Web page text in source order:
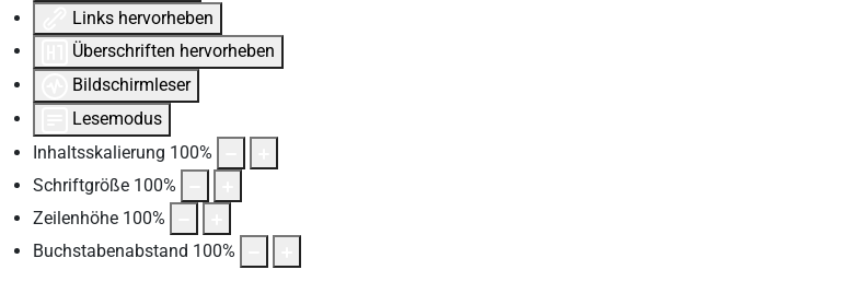
Links hervorheben
Überschriften hervorheben
Bildschirmleser
Lesemodus
Inhaltsskalierung 100%
Schriftgröße 100%
Zeilenhöhe 100%
Buchstabenabstand 100%